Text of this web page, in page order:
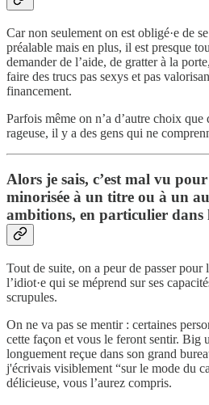
Car non seulement on est obligé·e de
préalable mais en plus, il est presque
demander de l’aide, de gratter à la
faire des trucs pas sexys et pas
financement.
Parfois même on n’a d’autre choix que
rageuse, il y a des gens qui ne
Alors je sais, c’est mal vu
minorisée à un titre ou à un
ambitions, en particulier dans
Tout de suite, on a peur de passer pour
l’idiot·e qui se méprend sur ses
scrupules.
On ne va pas se mentir : certaines
cette façon et vous le feront sentir. Big
longuement reçue dans son grand
j'écrivais visiblement “sur le mode du
délicieuse, vous l’aurez compris.